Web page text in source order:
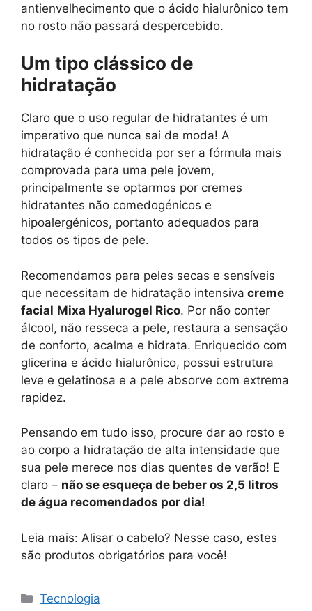
antienvelhecimento que o ácido hialurônico tem
no rosto não passará despercebido.
Um tipo clássico de
hidratação
Claro que o uso regular de hidratantes é um
imperativo que nunca sai de moda! A
hidratação é conhecida por ser a fórmula mais
comprovada para uma pele jovem,
principalmente se optarmos por cremes
hidratantes não comedogénicos e
hipoalergénicos, portanto adequados para
todos os tipos de pele.
Recomendamos para peles secas e sensíveis
que necessitam de hidratação intensiva creme
facial Mixa Hyalurogel Rico. Por não conter
álcool, não resseca a pele, restaura a sensação
de conforto, acalma e hidrata. Enriquecido com
glicerina e ácido hialurônico, possui estrutura
leve e gelatinosa e a pele absorve com extrema
rapidez.
Pensando em tudo isso, procure dar ao rosto e
ao corpo a hidratação de alta intensidade que
sua pele merece nos dias quentes de verão! E
claro – não se esqueça de beber os 2,5 litros
de água recomendados por dia!
Leia mais: Alisar o cabelo? Nesse caso, estes
são produtos obrigatórios para você!
Categorias
Tecnologia